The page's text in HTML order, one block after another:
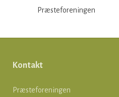
Præsteforeningen
Kontakt
Præsteforeningen